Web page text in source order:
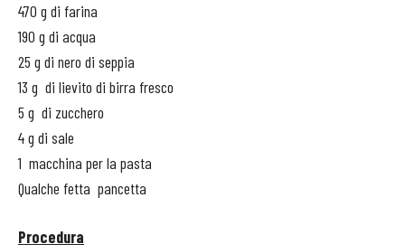
470 g di farina
190 g di acqua
25 g di nero di seppia
13 g di lievito di birra fresco
5 g di zucchero
4 g di sale
1 macchina per la pasta
Qualche fetta pancetta
Procedura